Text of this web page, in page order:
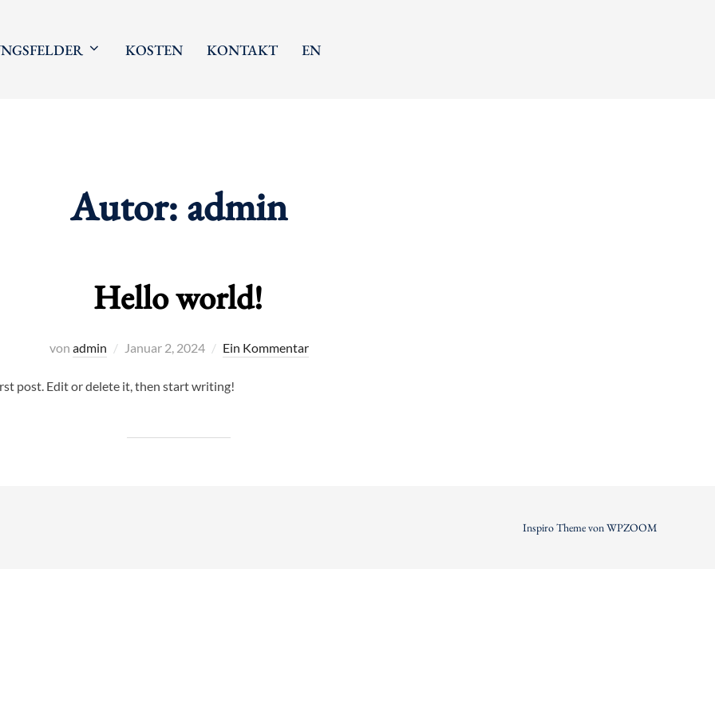
KOSTEN KONTAKT EN
Autor: admin
Hello world!
von admin
Veröffentlicht
Januar 2, 2024 Ein Kommentar
post. Edit or delete it, then start writing!
Inspiro ThemevonWPZOOM